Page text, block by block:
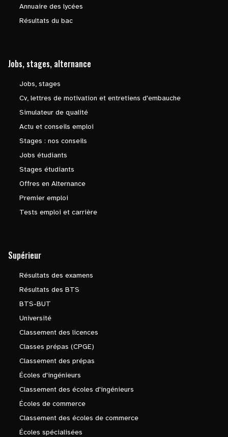
Annuaire des lycées
Résultats du bac
Jobs, stages, alternance
Jobs, stages
Cv, lettres de motivation et entretiens d'embauche
Simulateur de qualité
Actu et conseils emploi
Stages : nos conseils
Jobs étudiants
Stages étudiants
Offres en Alternance
Premier emploi
Tests emploi et carrière
Supérieur
Résultats des examens
Résultats des BTS
BTS-BUT
Université
Classement des licences
Classes prépas (CPGE)
Classement des prépas
Écoles d'ingénieurs
Classement des écoles d'ingénieurs
Écoles de commerce
Classement des écoles de commerce
Écoles spécialisées